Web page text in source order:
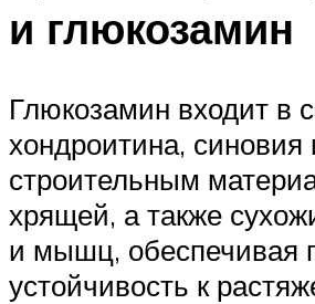
и глюкозамин
Глюкозамин входит в
хондроитина, синовия
строительным
хрящей, а также
и мышц, обеспечивая
устойчивость к